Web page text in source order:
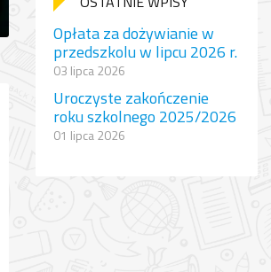
Opłata za dożywianie w
przedszkolu w lipcu 2026 r.
03 lipca 2026
Uroczyste zakończenie
roku szkolnego 2025/2026
01 lipca 2026